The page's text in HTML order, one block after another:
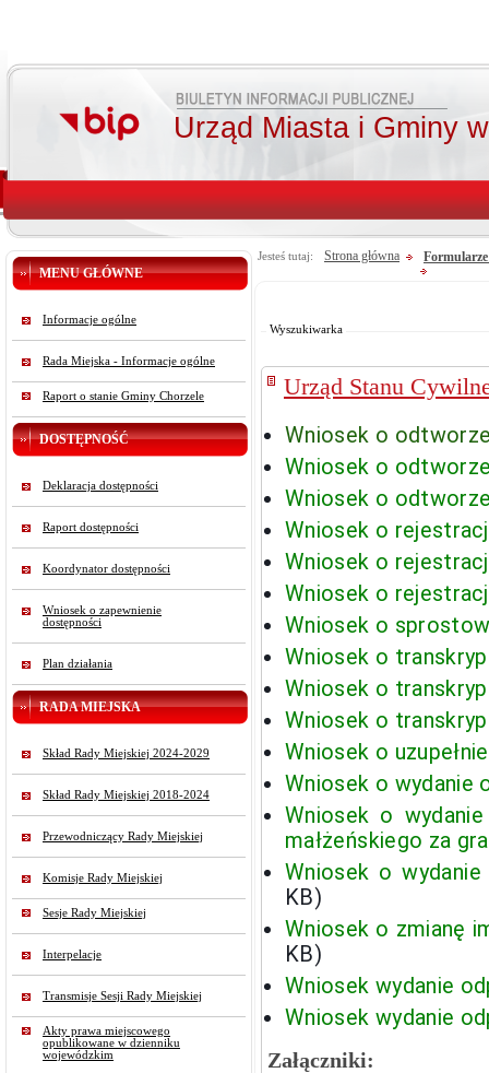
Urząd Miasta i Gminy
MENU GŁÓWNE
Informacje ogólne
Rada Miejska - Informacje ogólne
Raport o stanie Gminy Chorzele
DOSTĘPNOŚĆ
Deklaracja dostępności
Raport dostępności
Koordynator dostępności
Wniosek o zapewnienie
dostępności
Plan działania
RADA MIEJSKA
Skład Rady Miejskiej 2024-2029
Skład Rady Miejskiej 2018-2024
Przewodniczący Rady Miejskiej
Komisje Rady Miejskiej
Sesje Rady Miejskiej
Interpelacje
Transmisje Sesji Rady Miejskiej
Akty prawa miejscowego
opublikowane w dzienniku
wojewódzkim
Jesteś tutaj: Strona główna
Wyszukiwarka
Urząd Stanu
Wniosek o
Wniosek o
Wniosek o
Wniosek o
Wniosek o
Wniosek o
Wniosek o
Wniosek o
Wniosek o
Wniosek o
Wniosek o
Wniosek o wydanie
Wniosek o
małżeńskiego za
Wniosek o
KB)
Wniosek o zmianę
KB)
Wniosek wydanie
Wniosek wydanie
Załączniki: